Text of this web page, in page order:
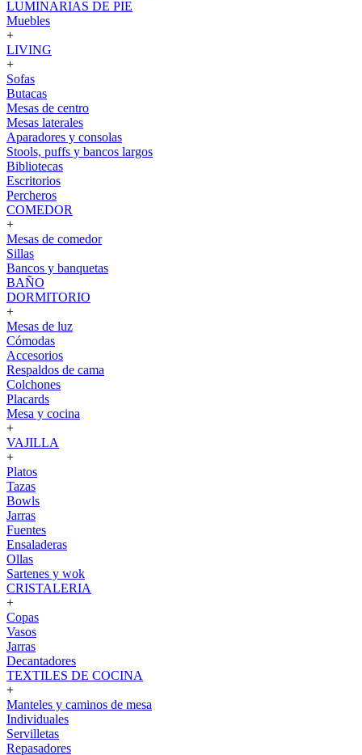
LUMINARIAS DE PIE
Muebles
+
LIVING
+
Sofas
Butacas
Mesas de centro
Mesas laterales
Aparadores y consolas
Stools, puffs y bancos largos
Bibliotecas
Escritorios
Percheros
COMEDOR
+
Mesas de comedor
Sillas
Bancos y banquetas
BAÑO
DORMITORIO
+
Mesas de luz
Cómodas
Accesorios
Respaldos de cama
Colchones
Placards
Mesa y cocina
+
VAJILLA
+
Platos
Tazas
Bowls
Jarras
Fuentes
Ensaladeras
Ollas
Sartenes y wok
CRISTALERIA
+
Copas
Vasos
Jarras
Decantadores
TEXTILES DE COCINA
+
Manteles y caminos de mesa
Individuales
Servilletas
Repasadores